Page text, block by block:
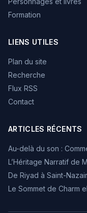
Formation
LIENS UTILES
Plan du site
Recherche
Flux RSS
Contact
ARTICLES RÉCENTS
Au-delà du son :
L’Héritage Narratif de
De Riyad à Saint-
Le Sommet de Charm